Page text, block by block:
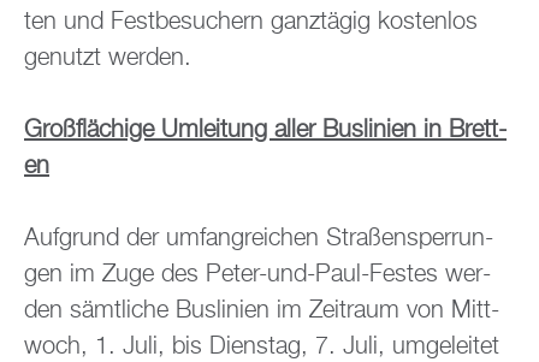
ten und Fest­be­su­chern ganz­tä­gig kos­ten­los
ge­nutzt wer­den.
Groß­flä­chi­ge Um­lei­tung aller Bus­li­ni­en in Brett­
en
Auf­grund der um­fang­rei­chen Stra­ßen­sper­run­
gen im Zuge des Peter-und-Paul-Fes­tes wer­
den sämt­li­che Bus­li­ni­en im Zeit­raum von Mitt­
woch, 1. Juli, bis Diens­tag, 7. Juli, um­ge­lei­tet